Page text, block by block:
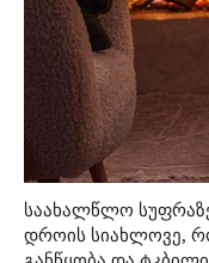
საახალწლო
დროის სიახლოვე,